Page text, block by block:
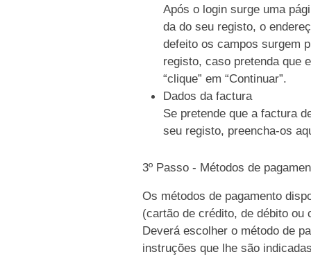
Após o login surge uma
da do seu registo, o
defeito os campos surgem
registo, caso pretenda que
“clique” em “Continuar”.
Dados da factura
Se pretende que a factura
seu registo, preencha-os
3º Passo - Métodos de
Os métodos de pagamento
(cartão de crédito, de débito ou
Deverá escolher o método de
instruções que lhe são